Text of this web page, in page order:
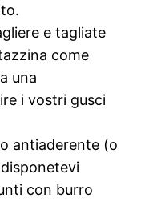
e tagliate
come
una
i vostri gusci
antiaderente (o
con burro